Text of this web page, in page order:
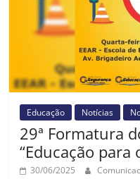
Educação Notícias
29ª Formatura
“Educação para
30/06/2025